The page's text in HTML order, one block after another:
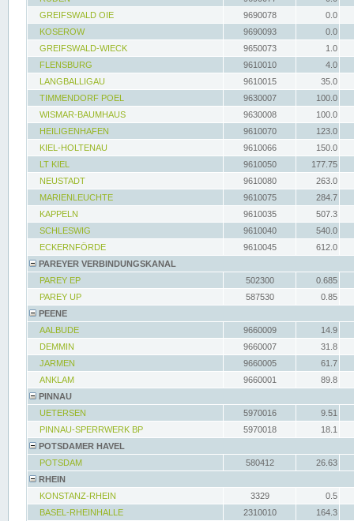
GREIFSWALD OIE
9690078
0.0
KOSEROW
9690093
0.0
GREIFSWALD-WIECK
9650073
1.0
FLENSBURG
9610010
4.0
LANGBALLIGAU
9610015
35.0
TIMMENDORF POEL
9630007
100.0
WISMAR-BAUMHAUS
9630008
100.0
HEILIGENHAFEN
9610070
123.0
KIEL-HOLTENAU
9610066
150.0
LT KIEL
9610050
177.75
NEUSTADT
9610080
263.0
MARIENLEUCHTE
9610075
284.7
KAPPELN
9610035
507.3
SCHLESWIG
9610040
540.0
ECKERNFÖRDE
9610045
612.0
PAREYER VERBINDUNGSKANAL
PAREY EP
502300
0.685
PAREY UP
587530
0.85
PEENE
AALBUDE
9660009
14.9
DEMMIN
9660007
31.8
JARMEN
9660005
61.7
ANKLAM
9660001
89.8
PINNAU
UETERSEN
5970016
9.51
PINNAU-SPERRWERK BP
5970018
18.1
POTSDAMER HAVEL
POTSDAM
580412
26.63
RHEIN
KONSTANZ-RHEIN
3329
0.5
BASEL-RHEINHALLE
2310010
164.3